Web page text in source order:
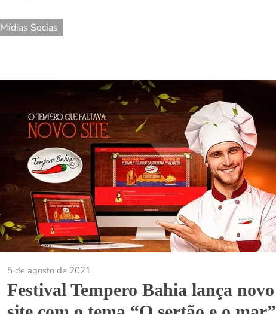
Mídias Socias
5 de agosto de 2021
Festival Tempero Bahia lança novo